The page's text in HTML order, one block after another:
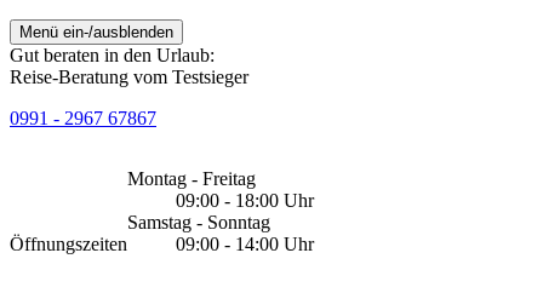
Menü ein-/ausblenden
Gut beraten in den Urlaub:
Reise-Beratung vom Testsieger
0991 - 2967 67867
Öffnungszeiten
Montag - Freitag
09:00 - 18:00 Uhr
Samstag - Sonntag
09:00 - 14:00 Uhr